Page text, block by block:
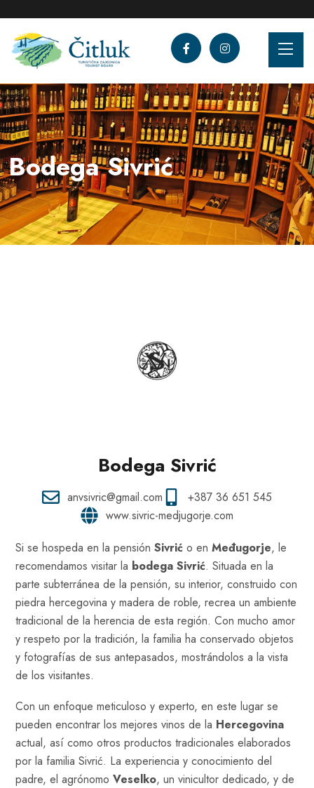
Bodega Sivrić
Bodega Sivrić
anvsivric@gmail.com
+387 36 651 545
www.sivric-medjugorje.com
Si se hospeda en la pensión Sivrić o en Međugorje, le
recomendamos visitar la bodega Sivrić. Situada en la
parte subterránea de la pensión, su interior, construido con
piedra hercegovina y madera de roble, recrea un ambiente
tradicional de la herencia de esta región. Con mucho amor
y respeto por la tradición, la familia ha conservado objetos
y fotografías de sus antepasados, mostrándolos a la vista
de los visitantes.
Con un enfoque meticuloso y experto, en este lugar se
pueden encontrar los mejores vinos de la Hercegovina
actual, así como otros productos tradicionales elaborados
por la familia Sivrić. La experiencia y conocimiento del
padre, el agrónomo Veselko, un vinicultor dedicado, y de